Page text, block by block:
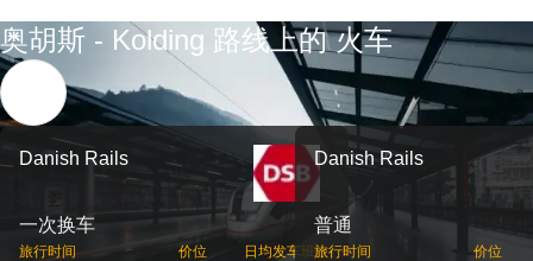
奥胡斯 - Kolding 路线上的 火车
Danish Rails
一次换车
旅行时间 价位 日均发车班次
Danish Rails
普通
旅行时间 价位